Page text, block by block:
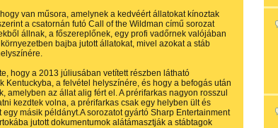
van műsora, amelynek a kedvéért állatokat kínoztak
a csatornán futó Call of the Wildman című sorozat
állnak, a főszereplőnek, egy profi vadőrnek valójában
bajba jutott állatokat, mivel azokat a stáb
hogy a 2013 júliusában vetített részben látható
Kentuckyba, a felvétel helyszínére, és hogy a befogás után
amelyben az állat alig fért el. A prérifarkas nagyon rosszul
kezdtek volna, a prérifarkas csak egy helyben ült és
másik példányt.A sorozatot gyártó Sharp Entertainment
jutott dokumentumok alátámasztják a stábtagok